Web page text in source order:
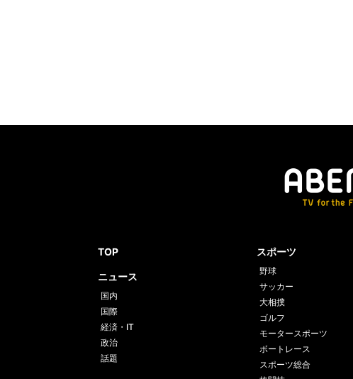
TOP
ニュース
国内
国際
経済・IT
政治
話題
スポーツ
野球
サッカー
大相撲
ゴルフ
モータースポーツ
ボートレース
スポーツ総合